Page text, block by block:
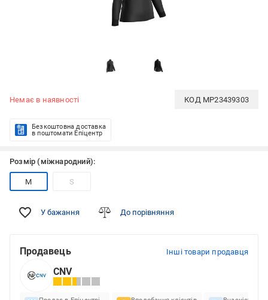
Немає в наявності КОД MP23439303
Безкоштовна доставка
в поштомати Епіцентр
Розмір (міжнародний):
M S
У бажання До порівняння
Продавець Інші товари продавця
CNV